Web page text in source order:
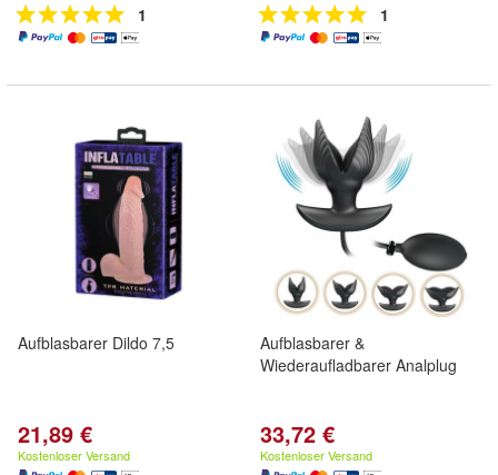
1 1
Aufblasbarer Dildo 7,5
21,89 €
Kostenloser Versand
Aufblasbarer &
Wiederaufladbarer Analplug
33,72 €
Kostenloser Versand